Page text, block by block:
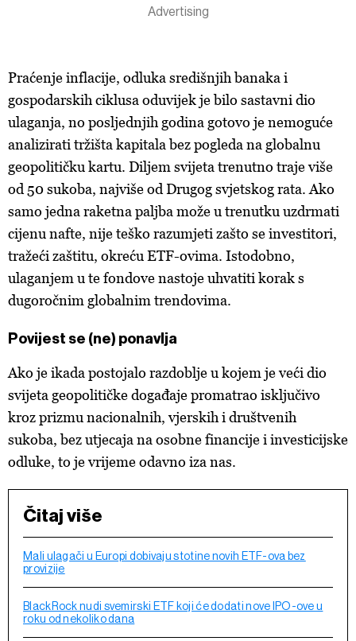
Praćenje inflacije, odluka središnjih banaka i
gospodarskih ciklusa oduvijek je bilo sastavni dio
ulaganja, no posljednjih godina gotovo je nemoguće
analizirati tržišta kapitala bez pogleda na globalnu
geopolitičku kartu. Diljem svijeta trenutno traje više
od 50 sukoba, najviše od Drugog svjetskog rata. Ako
samo jedna raketna paljba može u trenutku uzdrmati
cijenu nafte, nije teško razumjeti zašto se investitori,
tražeći zaštitu, okreću ETF-ovima. Istodobno,
ulaganjem u te fondove nastoje uhvatiti korak s
dugoročnim globalnim trendovima.
Povijest se (ne) ponavlja
Ako je ikada postojalo razdoblje u kojem je veći dio
svijeta geopolitičke događaje promatrao isključivo
kroz prizmu nacionalnih, vjerskih i društvenih
sukoba, bez utjecaja na osobne financije i investicijske
odluke, to je vrijeme odavno iza nas.
Čitaj više
Mali ulagači u Europi dobivaju stotine novih ETF-ova bez
provizije
BlackRock nudi svemirski ETF koji će dodati nove IPO-ove u
roku od nekoliko dana